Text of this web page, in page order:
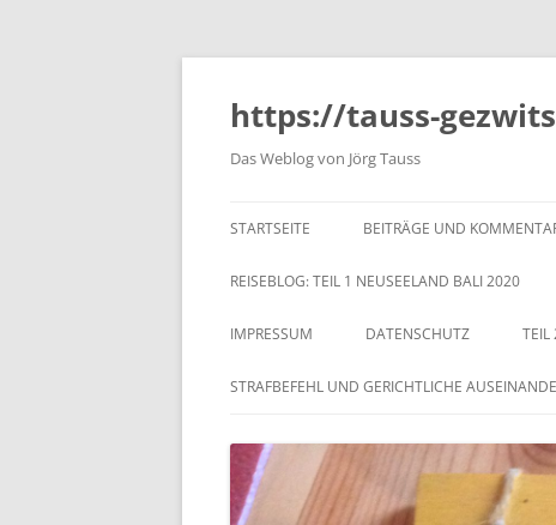
https://tauss-
Das Weblog von Jörg Tauss
STARTSEITE BEITRÄGE UND
REISEBLOG: TEIL 1 NEUSEELAND BALI 2020
IMPRESSUM DATENSCHUTZ TEIL
STRAFBEFEHL UND GERICHTLICHE